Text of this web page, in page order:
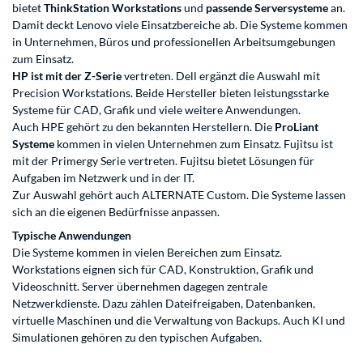
bietetThinkStation Workstationsund passende Serversystemean.
Damit deckt Lenovo viele Einsatzbereiche ab. Die Systeme kommen
in Unternehmen, Büros und professionellen Arbeitsumgebungen
zum Einsatz.
HP ist mit der Z-Serievertreten. Dell ergänzt die Auswahl mit
Precision Workstations. Beide Hersteller bieten leistungsstarke
Systeme für CAD, Grafik und viele weitere Anwendungen.
Auch HPE gehört zu den bekannten Herstellern. Die ProLiant
Systeme kommen in vielen Unternehmen zum Einsatz. Fujitsu ist
mit der Primergy Serie vertreten. Fujitsu bietet Lösungen für
Aufgaben im Netzwerk und in der IT.
Zur Auswahl gehört auch ALTERNATE Custom. Die Systeme lassen
sich an die eigenen Bedürfnisse anpassen.
Typische Anwendungen
Die Systeme kommen in vielen Bereichen zum Einsatz.
Workstations eignen sich für CAD, Konstruktion, Grafik und
Videoschnitt. Server übernehmen dagegen zentrale
Netzwerkdienste. Dazu zählen Dateifreigaben, Datenbanken,
virtuelle Maschinen und die Verwaltung von Backups. Auch KI und
Simulationen gehören zu den typischen Aufgaben.